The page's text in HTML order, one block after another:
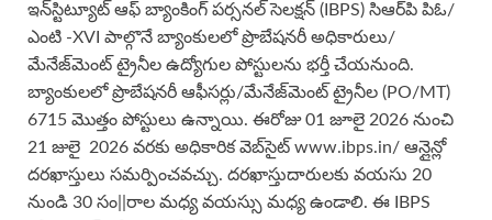
ఇన్‌స్టిట్యూట్ ఆఫ్ బ్యాంకింగ్ పర్సనల్ సెలక్షన్ (IBPS) సిఆర్‌పి పిఓ/
ఎంటి -XVI పాల్గొనే బ్యాంకులలో ప్రొబేషనరీ అధికారులు/
మేనేజ్‌మెంట్ ట్రైనీల ఉద్యోగుల పోస్టులను భర్తీ చేయనుంది.
బ్యాంకులలో ప్రొబేషనరీ ఆఫీసర్లు/మేనేజ్‌మెంట్ ట్రైనీల (PO/MT)
6715 మొత్తం పోస్టులు ఉన్నాయి. ఈరోజు 01 జూలై 2026 నుంచి
21 జులై 2026 వరకు అధికారిక వెబ్‌సైట్ www.ibps.in/ ఆన్లైన్లో
దరఖాస్తులు సమర్పించవచ్చు. దరఖాస్తుదారులకు వయసు 20
నుండి 30 సం||రాల మధ్య వయస్సు మధ్య ఉండాలి. ఈ IBPS